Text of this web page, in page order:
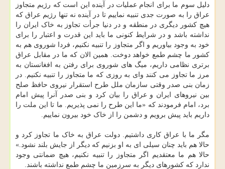
دلیل سوم ما برای انجام عملیات در آینده این است که رژیم متجاوز
عراق را به صورت جدی تنبیه نماییم تا در آینده نه تنها رژیم عراق که
هیچ کشور دیگری در منطقه و در دنیا جرأت تجاوز به خاک ایران را
نداشته باشد و در شرایط کنونی ما باید این قدرت و اعتبار را برای
خود به وجود بیاوریم و اگر متجاوز را تنبیه نکنیم، فردا شوروی هم به
کشور ما چشم طمع خواهد دوخت. همین الان که ما در مقابل عراق
برتری نظامی داریم، میگ های شوروی برای رفتن به افغانستان به
مرز ما تجاوز می کنند وای به روزی که ما متجاوز را تنبیه نکنیم. در
زمان بنی صدر وقتی سازمان ملل طرح استقرار نیروی حافظ صلح
بین نیروهای ایران و عراق را بیان کرد و بنی صدر آنرا پیش امام
برد، امام فرمودند که «ما این طرح را نمی پذیریم. ما تا این ملت را
داریم باید پیش برویم و دشمن را از خاک خود بیرون نماییم.
مگر ما با عراق کاری داشتیم. دولت عراق به خاک ما تجاوز کرد و
حالا هم باید چنان سیلی ای به او بزنیم که دیگر از جایش بلند نشود.»
حالا هم ما معتقدیم اگر متجاوز را تنبیه نکنیم، هیچ ضمانتی وجود
ندارد که کشورهای دیگر به سرزمین ما چشم طمع نداشته باشند.